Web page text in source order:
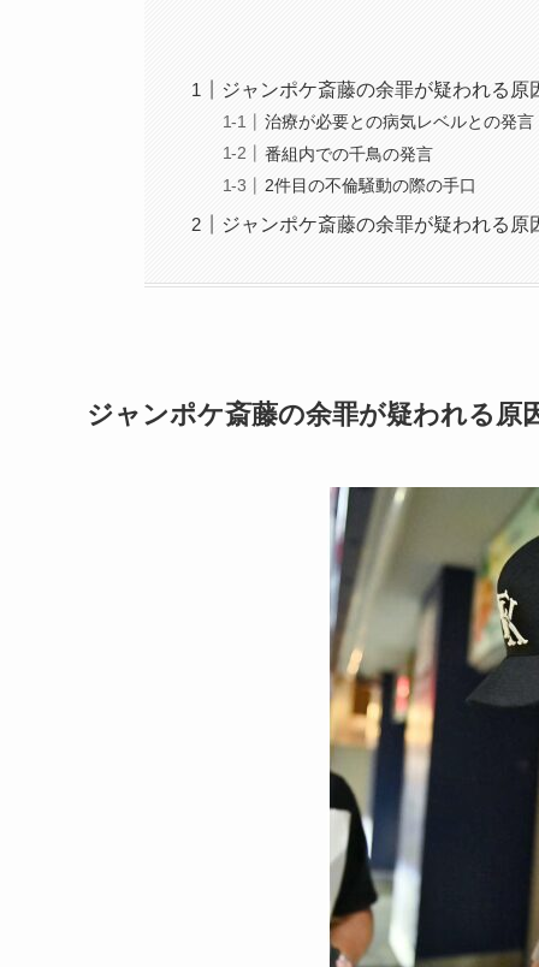
ジャンポケ斎藤の余罪が疑われる原
治療が必要との病気レベルとの発言
番組内での千鳥の発言
2件目の不倫騒動の際の手口
ジャンポケ斎藤の余罪が疑われる原
ジャンポケ斎藤の余罪が疑われる原